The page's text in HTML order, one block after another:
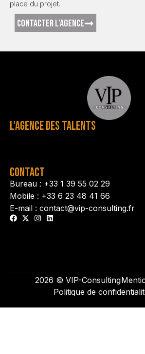
place du projet.
CONTACTER L'AGENCE
L'AGENCE DES TALENTS
CONTACT
Bureau : +33 1 39 55 02 29
Mobile : +33 6 23 48 41 66
E-mail : contact@vip-consulting.fr
2026 © VIP-Consulting
Politique de